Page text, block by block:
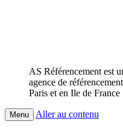
AS Référencement est
agence de
Paris et en Ile de France
Menu Aller au contenu